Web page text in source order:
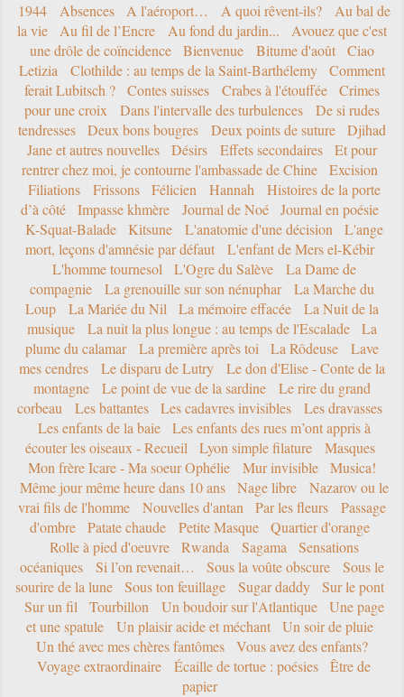
1944 Absences A l'aéroport… A quoi rêvent-ils?
Au bal de
la vie
Au fil de l’Encre Au fond du jardin...
Avouez que c'est
une drôle de coïncidence
Bienvenue Bitume d'août
Ciao
Letizia
Clothilde : au temps de la Saint-Barthélemy
Comment
ferait Lubitsch ?
Contes suisses Crabes à l'étouffée
Crimes
pour une croix
Dans l'intervalle des turbulences
De si rudes
tendresses
Deux bons bougres Deux points de suture
Djihad
Jane et autres nouvelles
Désirs Effets secondaires
Et pour
rentrer chez moi, je contourne l'ambassade de Chine
Excision
Filiations
Frissons Félicien Hannah
Histoires de la porte
d’à côté
Impasse khmère Journal de Noé
Journal en poésie
K-Squat-Balade
Kitsune L'anatomie d'une décision
L'ange
mort, leçons d'amnésie par défaut
L'enfant de Mers el-Kébir
L'homme tournesol
L'Ogre du Salève
La Dame de
compagnie
La grenouille sur son nénuphar
La Marche du
Loup
La Mariée du Nil La mémoire effacée
La Nuit de la
musique
La nuit la plus longue : au temps de l'Escalade
La
plume du calamar
La première après toi La Rôdeuse
Lave
mes cendres
Le disparu de Lutry
Le don d'Elise - Conte de la
montagne
Le point de vue de la sardine
Le rire du grand
corbeau
Les battantes Les cadavres invisibles
Les dravasses
Les enfants de la baie
Les enfants des rues m’ont appris à
écouter les oiseaux - Recueil
Lyon simple filature
Masques
Mon frère Icare - Ma soeur Ophélie
Mur invisible
Musica!
Même jour même heure dans 10 ans
Nage libre
Nazarov ou le
vrai fils de l'homme
Nouvelles d'antan Par les fleurs
Passage
d'ombre
Patate chaude Petite Masque
Quartier d'orange
Rolle à pied d'oeuvre
Rwanda Sagama
Sensations
océaniques
Si l’on revenait… Sous la voûte obscure
Sous le
sourire de la lune
Sous ton feuillage Sugar daddy
Sur le pont
Sur un fil
Tourbillon Un boudoir sur l'Atlantique
Une page
et une spatule
Un plaisir acide et méchant
Un soir de pluie
Un thé avec mes chères fantômes
Vous avez des enfants?
Voyage extraordinaire
Écaille de tortue : poésies
Être de
papier